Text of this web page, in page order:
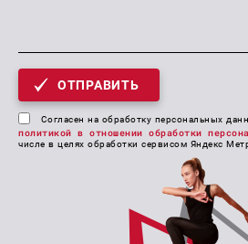
ОТПРАВИТЬ
Согласен на обработку персональных
политикой в отношении обработки
числе в целях обработки сервисом Яндекс